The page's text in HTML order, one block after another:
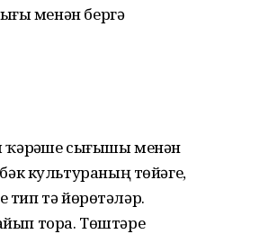
менән бергә
ҡәрҙәше сығышы менән
культураның төйәге,
тип тә йөрөтәләр.
тора. Төштәре